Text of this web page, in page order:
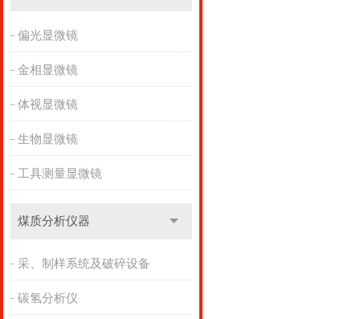
偏光显微镜
金相显微镜
体视显微镜
生物显微镜
工具测量显微镜
煤质分析仪器
采、制样系统及破碎设备
碳氢分析仪